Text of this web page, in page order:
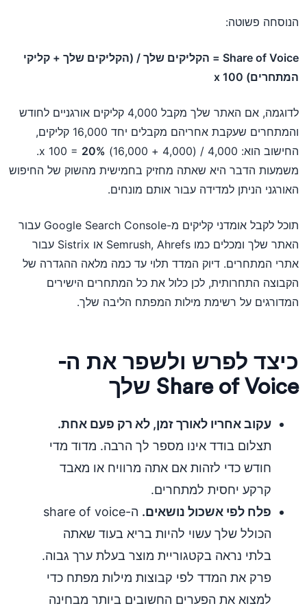
הנוסחה פשוטה:
Share of Voice = הקליקים שלך / (הקליקים שלך + קליקי
המתחרים) x 100
לדוגמה, אם האתר שלך מקבל 4,000 קליקים אורגניים לחודש
והמתחרים שעקבת אחריהם מקבלים יחד 16,000 קליקים,
החישוב הוא: 4,000 / (4,000 + 16,000) x 100 =
20%
.
משמעות הדבר היא שאתה מחזיק בחמישית מהשוק של החיפוש
האורגני הניתן למדידה עבור אותם מונחים.
תוכל לקבל אומדני קליקים מ-Google Search Console עבור
האתר שלך ומכלים כמו Semrush, Ahrefs או Sistrix עבור
אתרי המתחרים. דיוק המדד תלוי עד כמה מלאה ההגדרה של
הקבוצה התחרותית, לכן כלול את כל המתחרים הישירים
המדורגים על רשימת מילות המפתח הליבה שלך.
כיצד לפרש ולשפר את ה-
Share of Voice שלך
עקוב אחריו לאורך זמן, לא רק פעם אחת.
תצלום בודד אינו מספר לך הרבה. מדוד מדי
חודש כדי לזהות אם אתה מרוויח או מאבד
קרקע יחסית למתחרים.
פלח לפי אשכול נושאים.
ה-share of voice
הכולל שלך עשוי להיות בריא בעוד שאתה
בלתי נראה בקטגוריית מוצר בעלת ערך גבוה.
פרק את המדד לפי קבוצות מילות מפתח כדי
למצוא את הפערים החשובים ביותר מבחינה